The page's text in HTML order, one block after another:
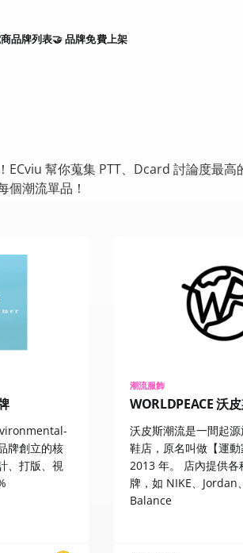
品牌列表🤝 品牌免費上架
ECviu 幫你蒐集 PTT、Dcard 討論度最高
個潮流單品！
牌創立的核
、打版、視
潮流服飾
WORLDPEACE 沃
沃皮斯潮流是一間起
鞋店，原名叫做【運
2013 年。 店內提供各
牌，如 NIKE、Jordan
Balance